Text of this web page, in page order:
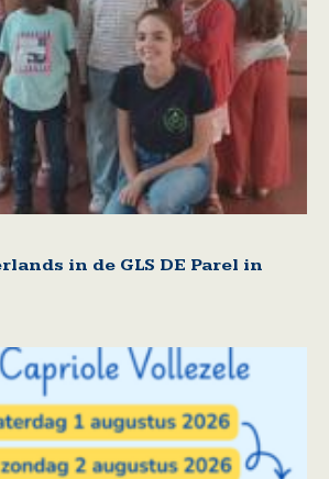
in de GLS DE Parel in